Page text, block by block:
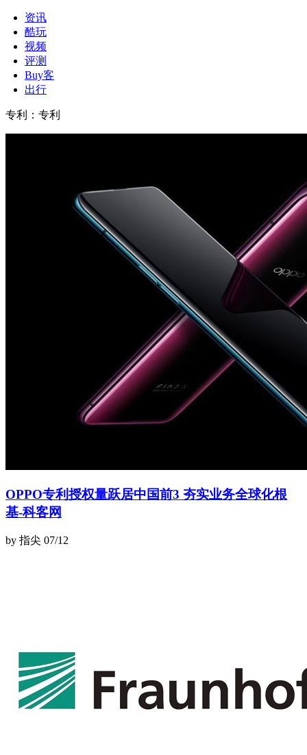
资讯
酷玩
视频
评测
Buy客
出行
专利 ： 专利
OPPO专利授权量跃居中国前3 夯实业务全球化根
基-科客网
by 指尖 07/12